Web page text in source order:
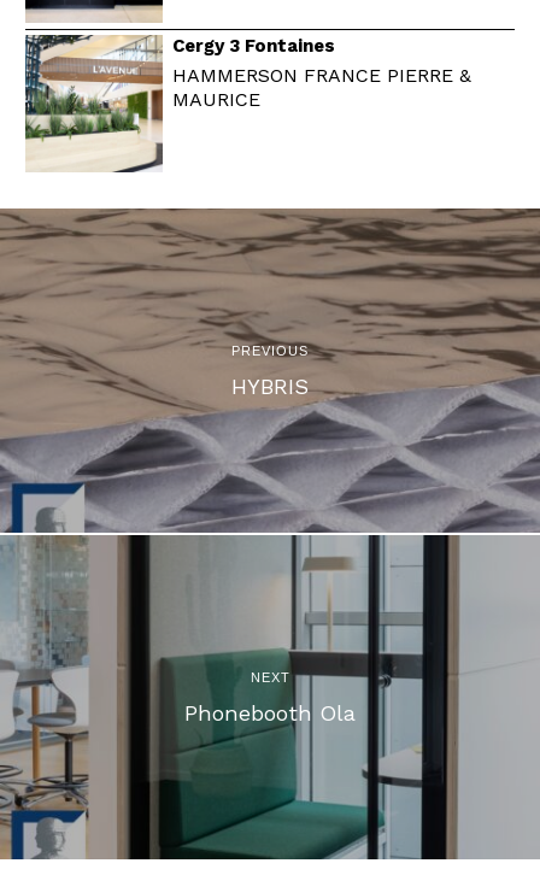
Cergy 3 Fontaines
HAMMERSON FRANCE PIERRE &
MAURICE
PREVIOUS
HYBRIS
NEXT
Phonebooth Ola